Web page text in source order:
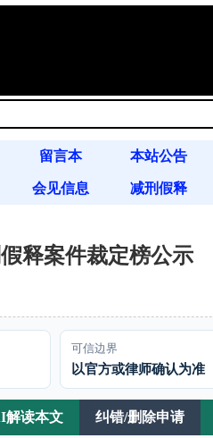
留言本 本站公告
会见信息 减刑假释
释案件裁定榜公示
可信边界
以官方或律师确认为准
解读本文 纠错/删除申请